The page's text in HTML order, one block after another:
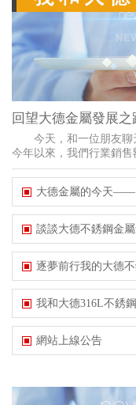
回望大德金屬發展
今天，和一位朋友聊
今年以來，我們行業銷售
大德金屬的今天——
談談大德不銹鋼金
逐夢前行我的大德
我和大德316L不銹
網站上線公告